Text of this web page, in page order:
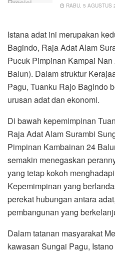
RABU, 5 AGUSTUS
Istana adat ini merupakan
Bagindo, Raja Adat Alam
Pucuk Pimpinan Kampai
Balun). Dalam struktur
Pagu, Tuanku Rajo Bagindo
urusan adat dan ekonomi.
Di bawah kepemimpinan
Raja Adat Alam Surambi
Pimpinan Kambainan 24
semakin menegaskan
yang tetap kokoh
Kepemimpinan yang
perekat hubungan antara
pembangunan yang
Dalam tatanan masyarakat
kawasan Sungai Pagu,